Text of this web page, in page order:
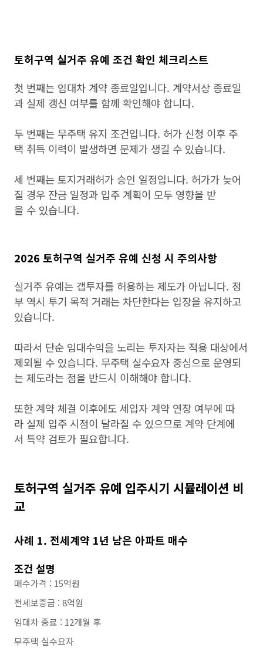
토허구역 실거주 유예 조건 확인 체크리스트
첫 번째는 임대차 계약 종료일입니다. 계약서상 종료일
과 실제 갱신 여부를 함께 확인해야 합니다.
두 번째는 무주택 유지 조건입니다. 허가 신청 이후 주
택 취득 이력이 발생하면 문제가 생길 수 있습니다.
세 번째는 토지거래허가 승인 일정입니다. 허가가 늦어
질 경우 잔금 일정과 입주 계획이 모두 영향을 받
을 수 있습니다.
2026 토허구역 실거주 유예 신청 시 주의사항
실거주 유예는 갭투자를 허용하는 제도가 아닙니다. 정
부 역시 투기 목적 거래는 차단한다는 입장을 유지하고
있습니다.
따라서 단순 임대수익을 노리는 투자자는 적용 대상에서
제외될 수 있습니다. 무주택 실수요자 중심으로 운영되
는 제도라는 점을 반드시 이해해야 합니다.
또한 계약 체결 이후에도 세입자 계약 연장 여부에 따
라 실제 입주 시점이 달라질 수 있으므로 계약 단계에
서 특약 검토가 필요합니다.
토허구역 실거주 유예 입주시기 시뮬레이션 비
교
사례 1. 전세계약 1년 남은 아파트 매수
조건 설명
매수가격 : 15억원
전세보증금 : 8억원
임대차 종료 : 12개월 후
무주택 실수요자